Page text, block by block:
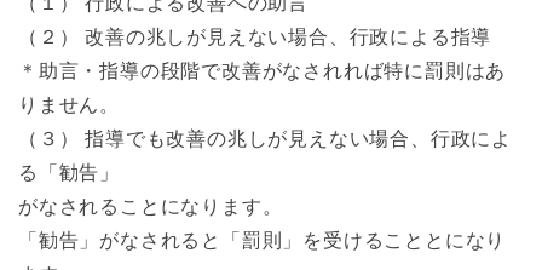
（２） 改善の兆しが見えない場合、行政による指導
＊助言・指導の段階で改善がなされれば特に罰則はあ
りません。
（３） 指導でも改善の兆しが見えない場合、行政によ
る「勧告」
がなされることになります。
「勧告」がなされると「罰則」を受けることとになり